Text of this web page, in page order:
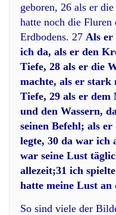
geboren, 26 als er
hatte noch die Fluren
Erdbodens. 27 Als er
ich da, als er den
Tiefe, 28 als er die
machte, als er stark
Tiefe, 29 als er dem
und den Wassern,
seinen Befehl; als
legte, 30 da war ich
war seine Lust
allezeit;31 ich
hatte meine Lust an
So sind viele der